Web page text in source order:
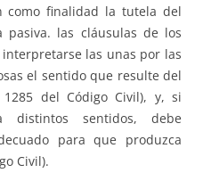
como finalidad la tutela del
pasiva. las cláusulas de los
las unas por las
el sentido que resulte del
del Código Civil), y, si
distintos sentidos, debe
para que produzca
Civil).